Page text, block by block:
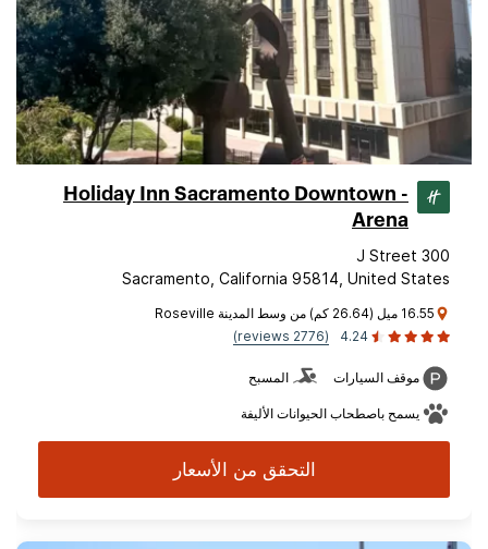
Holiday Inn Sacramento Downtown -
Arena
300 J Street
Sacramento, California 95814, United States
16.55 ميل (26.64 كم) من وسط المدينة Roseville
4.24
(2776 reviews)
موقف السيارات المسبح
يسمح باصطحاب الحيوانات الأليفة
التحقق من الأسعار